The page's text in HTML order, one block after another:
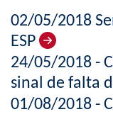
02/05/2018
ESP
24/05/2018 -
sinal de falta
01/08/2018 -